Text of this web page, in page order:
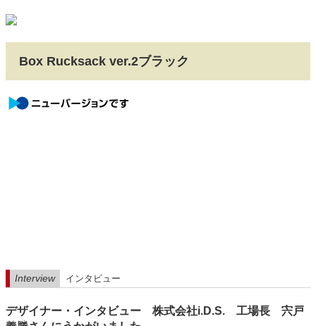
Box Rucksack ver.2ブラック
Interview インタビュー
デザイナー・インタビュー 株式会社i.D.S. 工場長 宍戸
backend-145